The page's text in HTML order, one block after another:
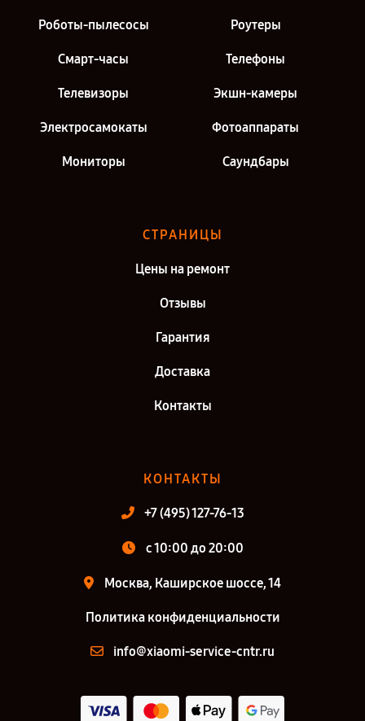
Роботы-пылесосы Роутеры
Смарт-часы Телефоны
Телевизоры Экшн-камеры
Электросамокаты Фотоаппараты
Мониторы Саундбары
СТРАНИЦЫ
Цены на ремонт
Отзывы
Гарантия
Доставка
Контакты
КОНТАКТЫ
+7 (495) 127-76-13
с 10:00 до 20:00
Москва, Каширское шоссе, 14
Политика конфиденциальности
info@xiaomi-service-cntr.ru